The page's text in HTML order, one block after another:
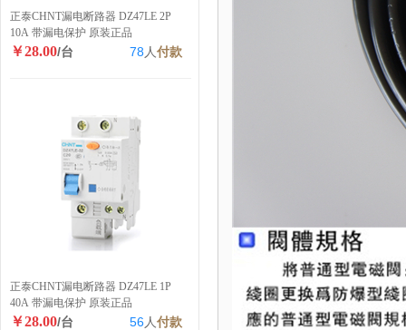
正泰CHNT漏电断路器 DZ47LE 2P
10A 带漏电保护 原装正品
￥28.00/台 78 人付款
正泰CHNT漏电断路器 DZ47LE 1P
40A 带漏电保护 原装正品
￥28.00/台 56人付款